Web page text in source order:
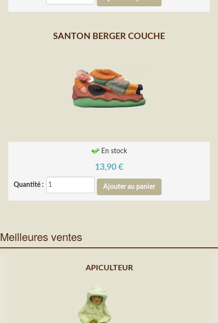
SANTON BERGER COUCHE
En stock
13,90 €
Quantité :
Meilleures ventes
APICULTEUR